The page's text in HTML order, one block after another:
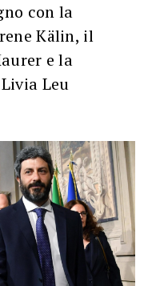
con la
Kälin, il
e la
Leu